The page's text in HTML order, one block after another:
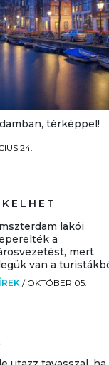
térképpel!
24.
lakói
a
mert
van a
/ OKTÓBER 05.